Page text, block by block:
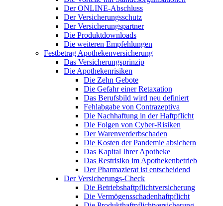
Der ONLINE-Abschluss
Der Versicherungsschutz
Der Versicherungspartner
Die Produktdownloads
Die weiteren Empfehlungen
Festbetrag Apothekenversicherung
Das Versicherungsprinzip
Die Apothekenrisiken
Die Zehn Gebote
Die Gefahr einer Retaxation
Das Berufsbild wird neu definiert
Fehlabgabe von Contrazeptiva
Die Nachhaftung in der Haftpflicht
Die Folgen von Cyber-Risiken
Der Warenverderbschaden
Die Kosten der Pandemie absichern
Das Kapital Ihrer Apotheke
Das Restrisiko im Apothekenbetrieb
Der Pharmazierat ist entscheidend
Der Versicherungs-Check
Die Betriebshaftpflichtversicherung
Die Vermögensschadenhaftpflicht